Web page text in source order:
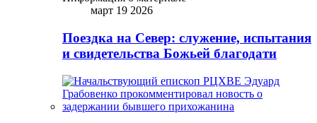
март 19 2026
Поездка на Север: служение, испытания
и свидетельства Божьей благодати